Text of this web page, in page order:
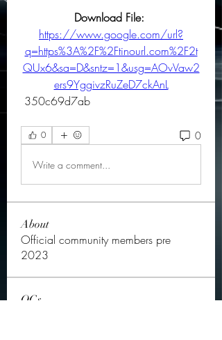
https://www.google.com/url?
q=https%3A%2F%2Ftinourl.com%2F2t
QUx6&sa=D&sntz=1&usg=AOvVaw2
ers9YggivzRuZeD7ckAnL
350c69d7ab
0 0
Write a comment...
About
Official community members pre
2023
OGs